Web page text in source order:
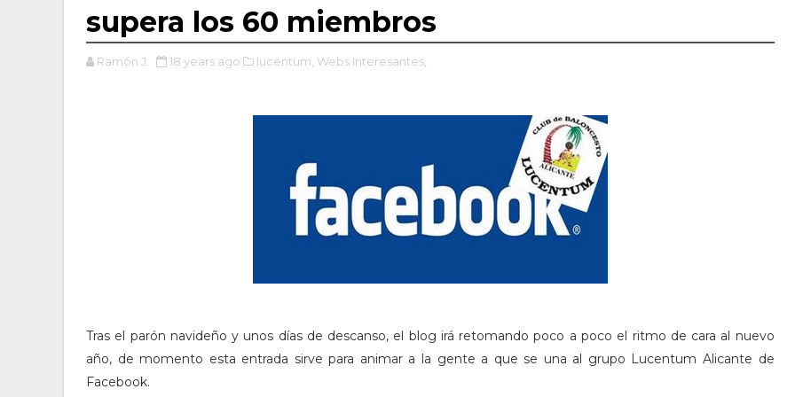
supera los 60 miembros
Ramón J. 18 years ago lucentum, Webs Interesantes,
Tras el parón navideño y unos días de descanso, el blog irá retomando poco a poco el ritmo de cara al nuevo
año, de momento esta entrada sirve para animar a la gente a que se una al grupo Lucentum Alicante de
Facebook.